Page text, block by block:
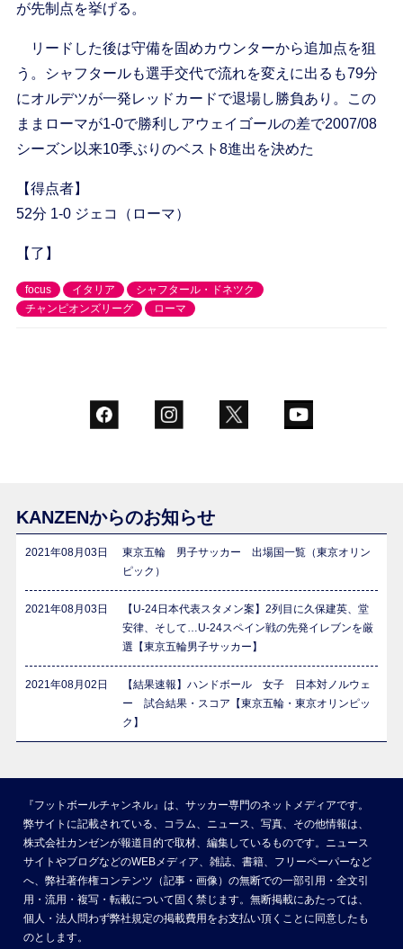
が先制点を挙げる。
リードした後は守備を固めカウンターから追加点を狙
う。シャフタールも選手交代で流れを変えに出るも79分
にオルデツが一発レッドカードで退場し勝負あり。この
ままローマが1-0で勝利しアウェイゴールの差で2007/08
シーズン以来10季ぶりのベスト8進出を決めた
【得点者】
52分 1-0 ジェコ（ローマ）
【了】
focus イタリア
シャフタール・ドネツク
チャンピオンズリーグ
ローマ
KANZENからのお知らせ
2021年08月03日
東京五輪 男子サッカー 出場国一覧（東京オリン
ピック）
2021年08月03日
【U-24日本代表スタメン案】2列目に久保建英、堂
安律、そして…U-24スペイン戦の先発イレブンを厳
選【東京五輪男子サッカー】
2021年08月02日
【結果速報】ハンドボール 女子 日本対ノルウェ
ー 試合結果・スコア【東京五輪・東京オリンピッ
ク】
『フットボールチャンネル』は、サッカー専門のネットメディアです。
弊サイトに記載されている、コラム、ニュース、写真、その他情報は、
株式会社カンゼンが報道目的で取材、編集しているものです。ニュース
サイトやブログなどのWEBメディア、雑誌、書籍、フリーペーパーなど
へ、弊社著作権コンテンツ（記事・画像）の無断での一部引用・全文引
用・流用・複写・転載について固く禁じます。無断掲載にあたっては、
個人・法人問わず弊社規定の掲載費用をお支払い頂くことに同意したも
のとします。